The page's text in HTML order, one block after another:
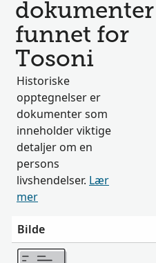
dokumenter
funnet for
Tosoni
Historiske
opptegnelser er
dokumenter som
inneholder viktige
detaljer om en
persons
livshendelser. Lær
mer
Bilde
Flere